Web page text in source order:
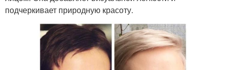
подчеркивает природную красоту.